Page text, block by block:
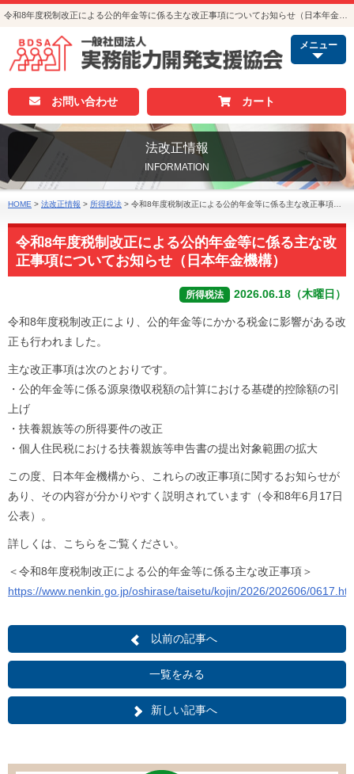
メニュー
お問い合わせ カート
法改正情報
INFORMATION
HOME > 法改正情報 > 所得税法 > 令和8年度税制改正による公的年金等に係る主な改正事項についてお知らせ（日本年金機構）
令和8年度税制改正による公的年金等に係る主な改
正事項についてお知らせ（日本年金機構）
所得税法 2026.06.18（木曜日）
令和8年度税制改正により、公的年金等にかかる税金に影響がある改
正も行われました。
主な改正事項は次のとおりです。
・公的年金等に係る源泉徴収税額の計算における基礎的控除額の引
上げ
・扶養親族等の所得要件の改正
・個人住民税における扶養親族等申告書の提出対象範囲の拡大
この度、日本年金機構から、これらの改正事項に関するお知らせが
あり、その内容が分かりやすく説明されています（令和8年6月17日
公表）。
詳しくは、こちらをご覧ください。
＜令和8年度税制改正による公的年金等に係る主な改正事項＞
https://www.nenkin.go.jp/oshirase/taisetu/kojin/2026/202606/
以前の記事へ
一覧をみる
新しい記事へ